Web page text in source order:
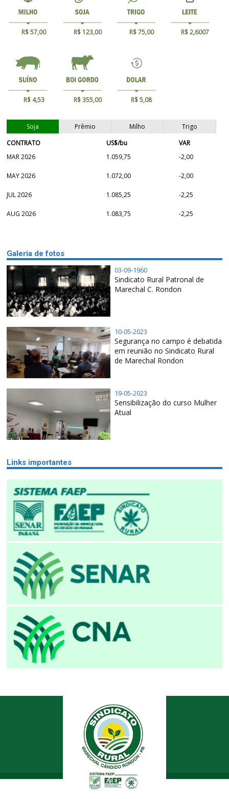
R$ 57,00 R$ 123,00 R$ 75,00 R$ 2,6007
R$ 4,53 R$ 355,00 R$ 5,08
Soja Prêmio Milho
Trigo
CONTRATO
US$/bu
VAR
MAR 2026
1.059,75 -2,00
MAY 2026 1.072,00 -2,00
JUL 2026 1.085,25 -2,25
AUG 2026 1.083,75 -2,25
Galeria de fotos
03-09-1960
Sindicato Rural Patronal de
Marechal C. Rondon
10-05-2023
Segurança no campo é debatida
em reunião no Sindicato Rural
de Marechal Rondon
19-05-2023
Sensibilização do curso Mulher
Atual
Links importantes